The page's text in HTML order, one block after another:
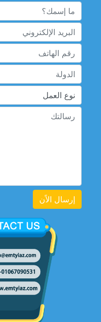
إرسال الاًن